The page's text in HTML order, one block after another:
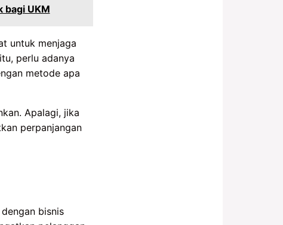
bagi UKM
untuk menjaga
perlu adanya
metode apa
Apalagi, jika
perpanjangan
bisnis